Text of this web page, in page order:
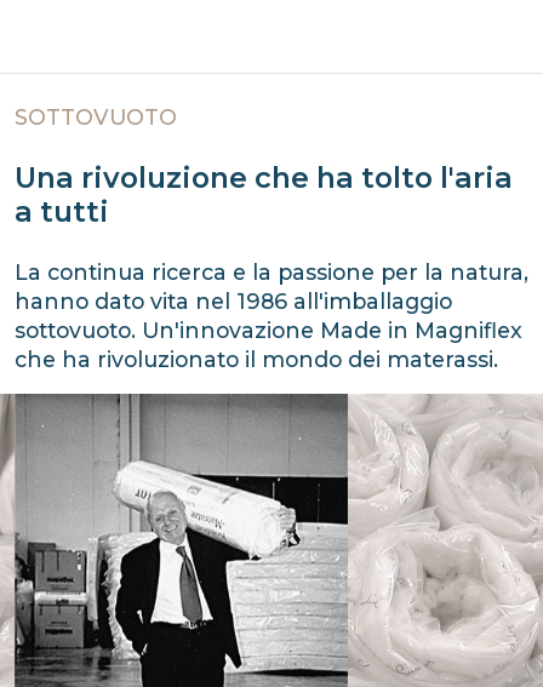
SOTTOVUOTO
Una rivoluzione che ha tolto l'aria
a tutti
La continua ricerca e la passione per la natura,
hanno dato vita nel 1986 all'imballaggio
sottovuoto. Un'innovazione Made in Magniflex
che ha rivoluzionato il mondo dei materassi.